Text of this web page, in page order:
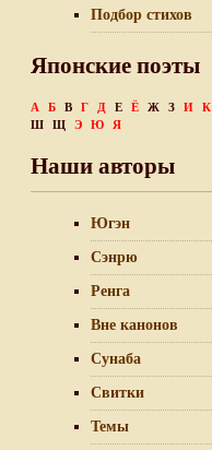
Подбор стихов
Японские поэты
А Б В Г Д Е Ё Ж З И К
Ш
Щ Э Ю Я
Наши авторы
Югэн
Сэнрю
Ренга
Вне канонов
Сунаба
Свитки
Темы